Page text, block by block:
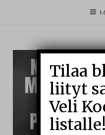
Tilaa
liityt
Veli
listalle!